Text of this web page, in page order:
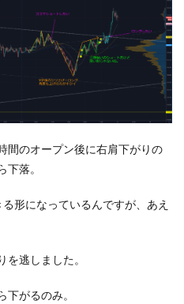
間のオープン後に右肩下がりの
落。
形になっているんですが、あえ
逃しました。
がるのみ。